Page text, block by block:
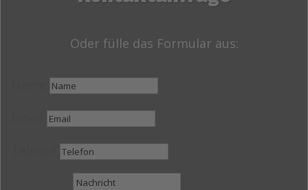
Oder fülle das Formular aus: